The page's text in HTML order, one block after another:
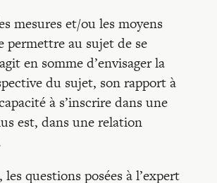
mesures et/ou les moyens
permettre au sujet de se
en somme d’envisager la
du sujet, son rapport à
à s’inscrire dans une
est, dans une relation
questions posées à l’expert